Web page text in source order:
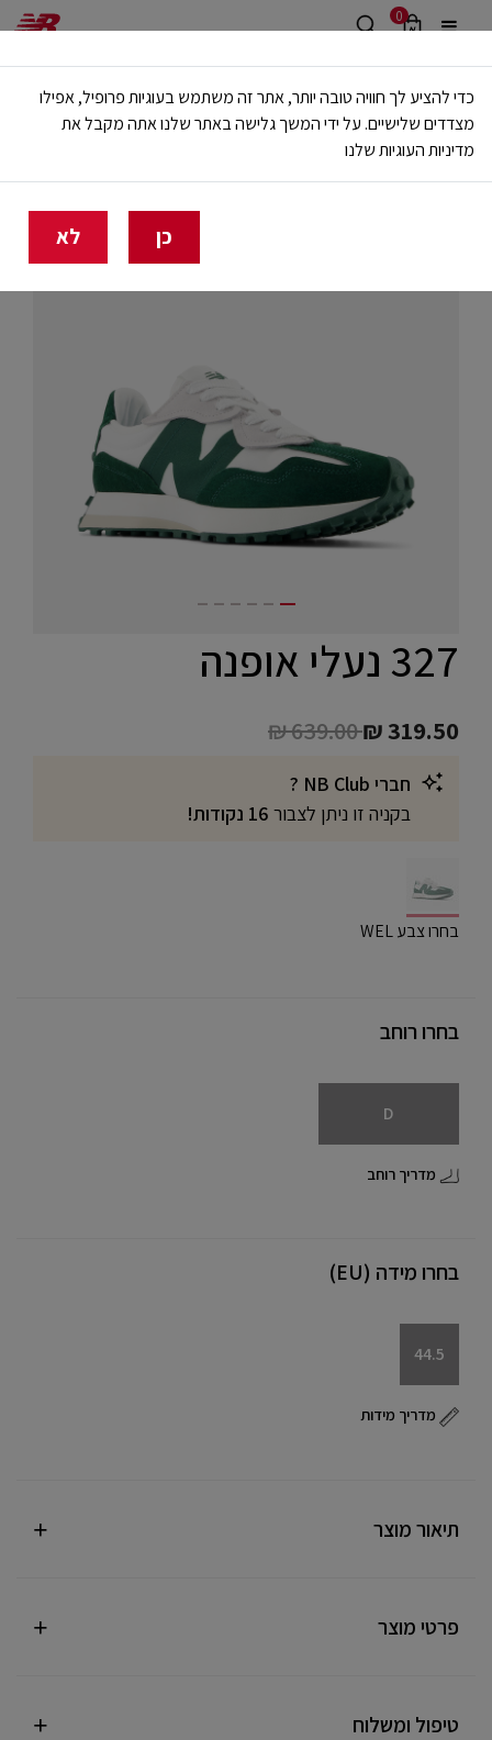
0
משלוח חינם מעל 499 ש"ח
🔥 20% הנחה על כל הביגוד באתר ובחנויות - לזמן מוגבל
בית יוניסקס
327 נעלי אופנה
Price reduced from
₪ 639.00to
₪ 319.50
חברי NB Club ?
בקניה זו ניתן לצבור
selected
בחרו צבע WEL
בחרו רוחב
D
מדריך רוחב
בחרו מידה (EU)
44.5
מדריך מידות
תיאור מוצר
פרטי מוצר
טיפול ומשלוח
כדי להציע לך חוויה טובה יותר, אתר זה משתמש בעוגיות פרופיל, אפילו
מצדדים שלישיים. על ידי המשך גלישה באתר שלנו אתה מקבל את
מדיניות העוגיות שלנו
כן לא